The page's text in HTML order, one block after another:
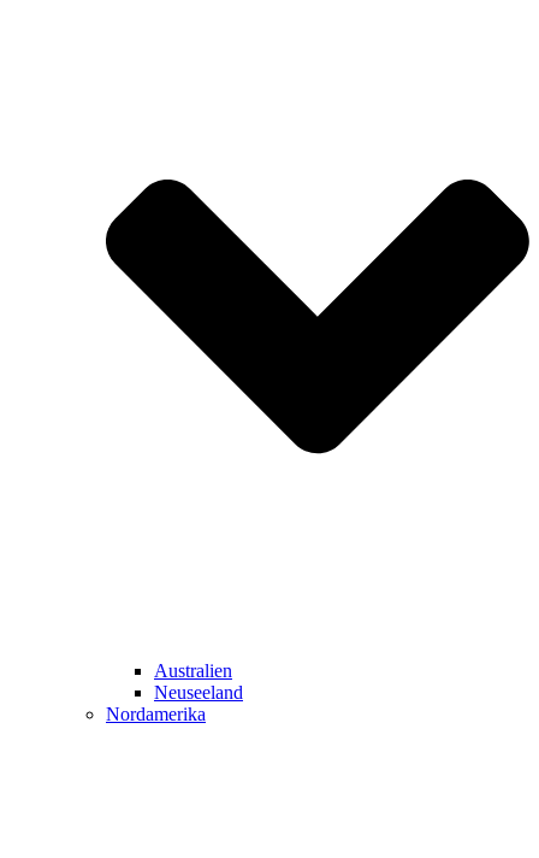
Australien
Neuseeland
Nordamerika